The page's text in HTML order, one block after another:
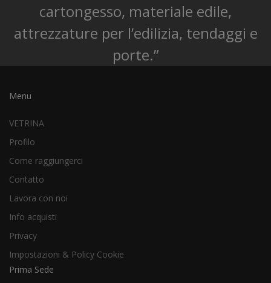
cartongesso, materiale edile,
attrezzature per l’edilizia, tendaggi e
porte.”
Menu
VETRINA
Profilo
Come raggiungerci
Contatto
Lavora con noi
Info acquisti
Privacy
Impostazioni & Policy Cookie
Prima Sede